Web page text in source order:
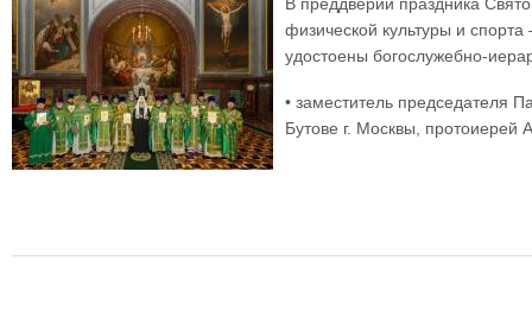
физической культуры и
удостоены богослужебно-
• заместитель председателя
Бутове г. Москвы, протоиерей